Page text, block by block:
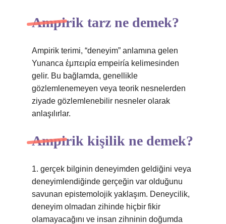
Ampirik tarz ne demek?
Ampirik terimi, “deneyim” anlamına gelen
Yunanca ἐμπειρία empeiría kelimesinden
gelir. Bu bağlamda, genellikle
gözlemlenemeyen veya teorik nesnelerden
ziyade gözlemlenebilir nesneler olarak
anlaşılırlar.
Ampirik kişilik ne demek?
1. gerçek bilginin deneyimden geldiğini veya
deneyimlendiğinde gerçeğin var olduğunu
savunan epistemolojik yaklaşım. Deneycilik,
deneyim olmadan zihinde hiçbir fikir
olamayacağını ve insan zihninin doğumda